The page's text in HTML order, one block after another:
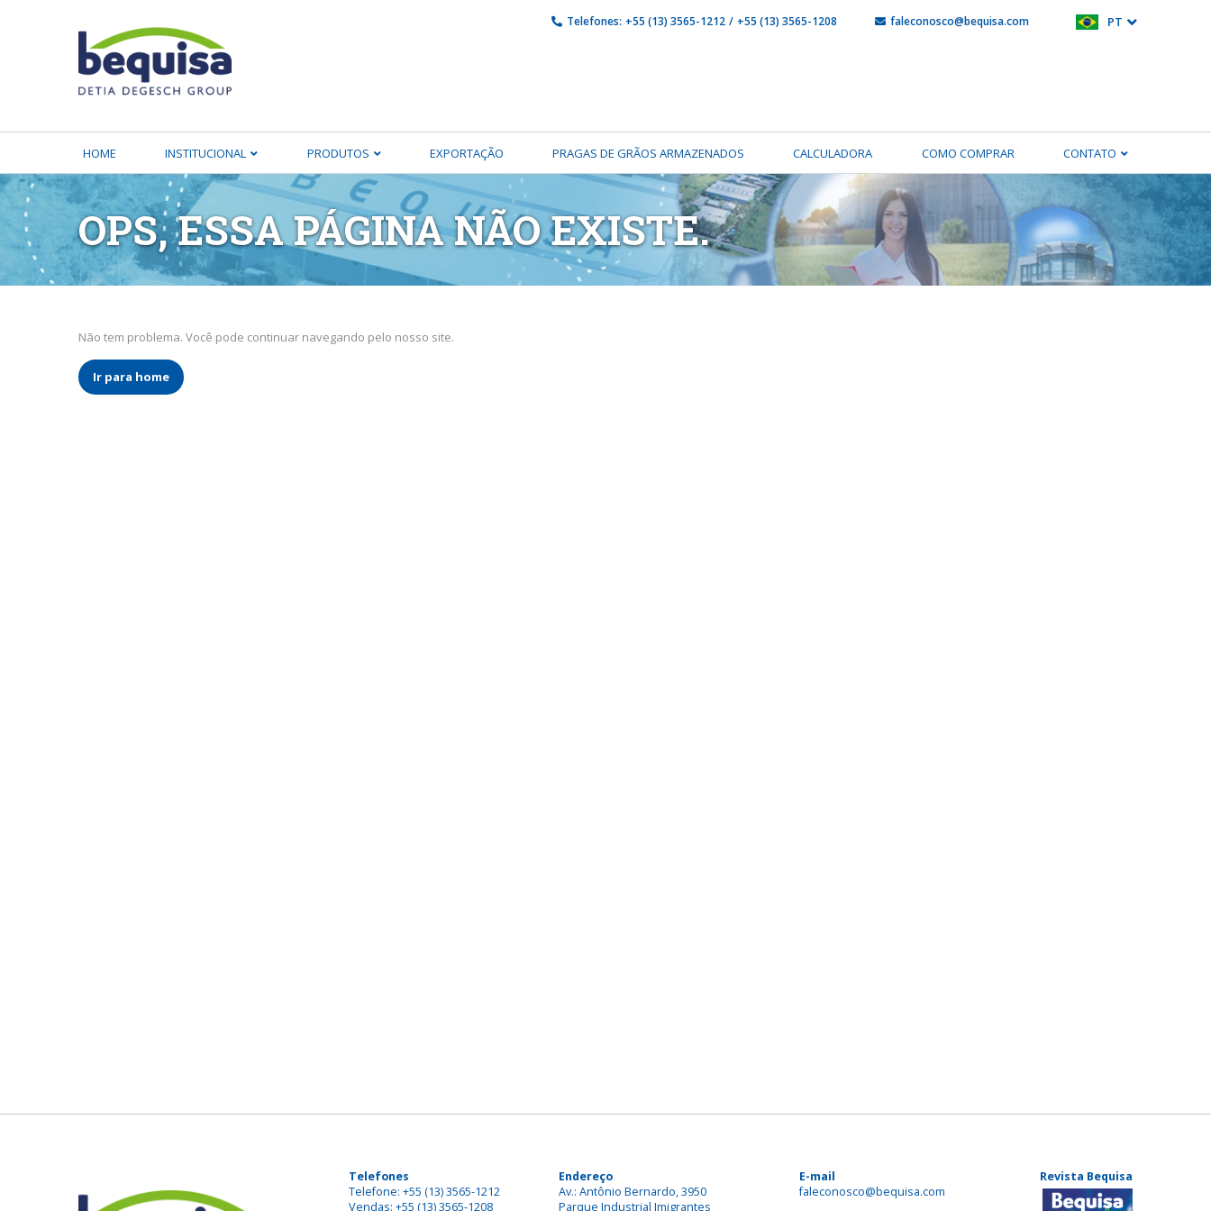
Telefones: +55 (13) 3565-1212 / +55 (13) 3565-1208 faleconosco@bequisa.com PT
HOME INSTITUCIONAL PRODUTOS EXPORTAÇÃO PRAGAS DE GRÃOS ARMAZENADOS CALCULADORA COMO COMPRAR CONTATO
OPS, ESSA PÁGINA NÃO EXISTE.
Não tem problema. Você pode continuar navegando pelo nosso site.
Ir para home
Telefones
Telefone: +55 (13) 3565-1212
Vendas: +55 (13) 3565-1208
Endereço
Av.: Antônio Bernardo, 3950
Parque Industrial Imigrantes
E-mail
faleconosco@bequisa.com
Revista Bequisa